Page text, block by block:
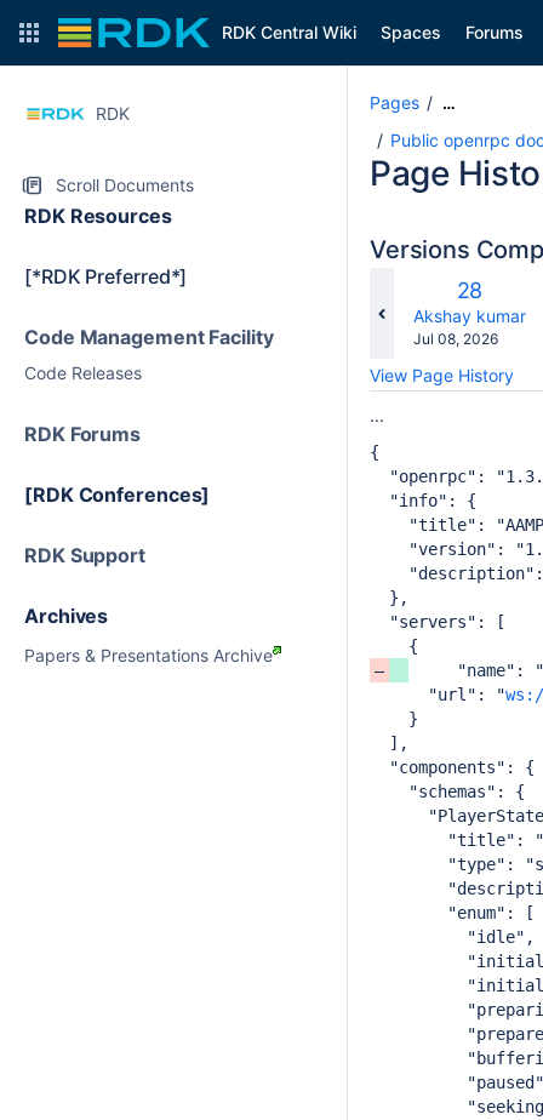
RDK Central Wiki Spaces Forums
RDK
Scroll Documents
RDK Resources
[*RDK Preferred*]
Code Management Facility
Code Releases
RDK Forums
[RDK Conferences]
RDK Support
Archives
Papers & Presentations Archive
Pages …
Public openrpc
Page
Versions
Old
Version
28
Akshay kumar
Saved
Jul 08, 2026
View Page History
...
{
"openrpc":
"info": {
"title": "AAMP
"version":
"description":
},
"servers": [
{
"name": "
"url": "
}
],
"components": {
"schemas": {
"title":
"type":
"description":
"enum": [
"idle",